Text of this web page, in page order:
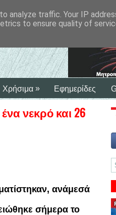
Χρήσιμα » Εφημερίδες
νεκρό και 26
ανάμεσά
σήμερα το
analyze traffic. Your IP
to ensure quality of